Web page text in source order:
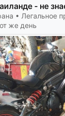
- не
• Легальное
же день